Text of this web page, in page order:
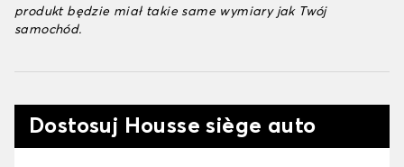
produkt będzie miał takie same wymiary jak Twój
samochód.
Dostosuj Housse siège auto